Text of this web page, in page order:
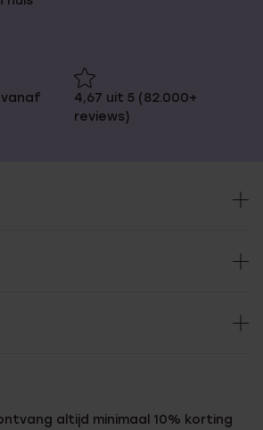
4,67 uit 5 (82.000+
reviews)
altijd minimaal 10% korting